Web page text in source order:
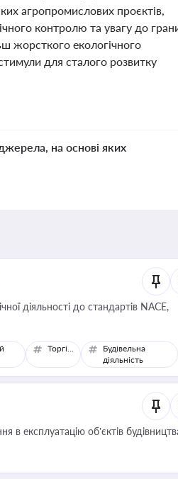
агропромислових проєктів,
контролю та увагу до
жорсткого екологічного
для сталого розвитку
на основі яких
діяльності до стандартів NACE,
Торгівля
Будівельна
діяльність
в експлуатацію об’єктів